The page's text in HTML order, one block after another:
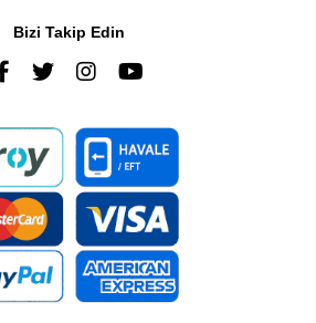
Bizi Takip Edin